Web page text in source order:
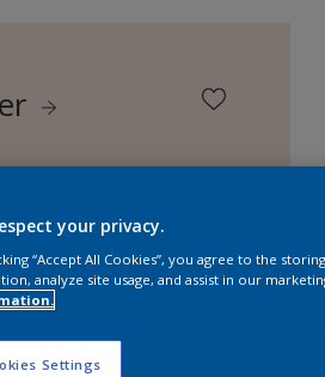
your privacy.
“Accept All Cookies”, you agree to the
analyze site usage, and assist in our
Settings